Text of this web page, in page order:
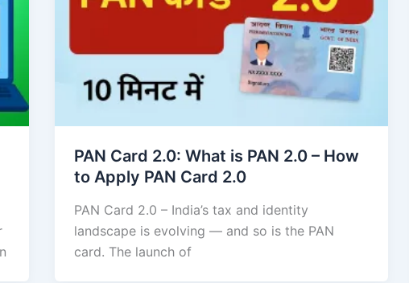
PAN Card 2.0: What is PAN 2.0 – How
to Apply PAN Card 2.0
PAN Card 2.0 – India’s tax and identity
landscape is evolving — and so is the PAN
card. The launch of